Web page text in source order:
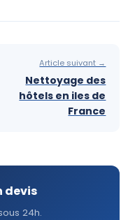
Article suivant →
Nettoyage des
hôtels en iles de
France
devis
24h.